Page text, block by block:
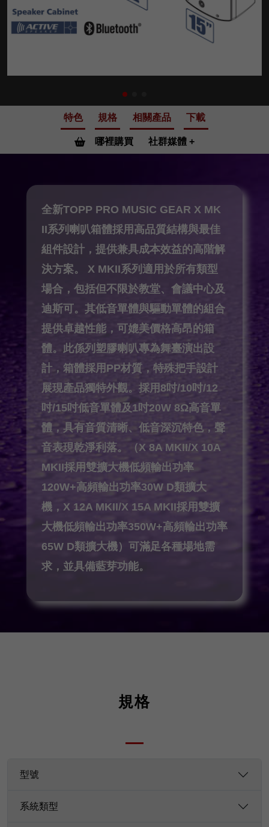
特色 規格 相關產品 下載
哪裡購買 社群媒體
全新TOPP PRO MUSIC GEAR X MK
II系列喇叭箱體採用高品質結構與最佳
組件設計，提供兼具成本效益的高階解
決方案。 X MKII系列適用於所有類型
場合，包括但不限於教堂、會議中心及
迪斯可。其低音單體與驅動單體的組合
提供卓越性能，可媲美價格高昂的箱
體。此係列塑膠喇叭專為舞臺演出設
計，箱體採用PP材質，特殊把手設計
展現產品獨特外觀。採用8吋/10吋/12
吋/15吋低音單體及1吋20W 8Ω高音單
體，具有音質清晰、低音深沉特色，聲
音表現乾淨利落。（X 8A MKII/X 10A
MKII採用雙擴大機低頻輸出功率
120W+高頻輸出功率30W D類擴大
機，X 12A MKII/X 15A MKII採用雙擴
大機低頻輸出功率350W+高頻輸出功率
65W D類擴大機）可滿足各種場地需
求，並具備藍芽功能。
規格
型號
系統類型